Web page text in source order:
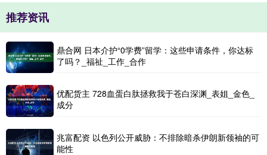
推荐资讯
鼎合网 日本介护“0学费”留学：这些申请条件，你达标
了吗？_福祉_工作_合作
优配货主 728血蛋白肽拯救我于苍白深渊_表姐_金色_
成分
兆富配资 以色列公开威胁：不排除暗杀伊朗新领袖的可
能性